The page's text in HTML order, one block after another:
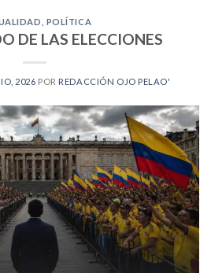
POLÍTICA
DE LAS ELECCIONES
2026 POR REDACCIÓN OJO PELAO'